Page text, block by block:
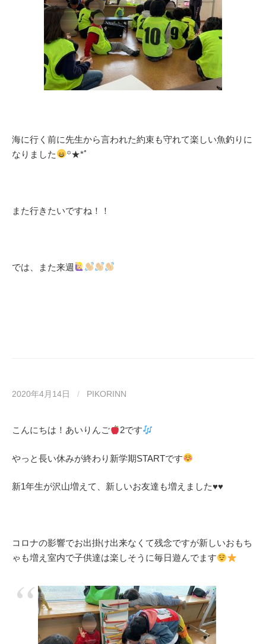
海に行く前に先生から言われた約束も守れて楽しい魚釣りに
なりました
꙳★*ﾟ
また行きたいですね！！
では、また来週
2020年4月14日 / PIKORINN
こんにちは！あいりんご 2です
やっと長い休みが終わり新学期STARTです
新1年生が沢山増えて、新しいお友達も増えました♥️♥️
コロナの影響でお出掛け出来なくて残念ですが新しいおもち
ゃも増え室内で子供達は楽しそうに毎日遊んでます